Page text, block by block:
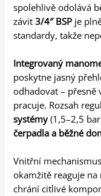
spolehlivě odolává
závit3/4″ BSP je
standardy, takže
Integrovaný
poskytne jasný
odhadovat – přesně
pracuje. Rozsah
systémy (1,5–2,5
čerpadla a běžné
Vnitřní
okamžitě reaguje
chrání citlivé